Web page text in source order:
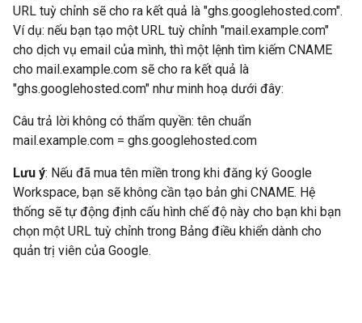
URL tuỳ chỉnh sẽ cho ra kết quả là "ghs.googlehosted.com".
Ví dụ: nếu bạn tạo một URL tuỳ chỉnh "mail.example.com"
cho dịch vụ email của mình, thì một lệnh tìm kiếm CNAME
cho mail.example.com sẽ cho ra kết quả là
"ghs.googlehosted.com" như minh hoạ dưới đây:
Câu trả lời không có thẩm quyền: tên chuẩn
mail.example.com = ghs.googlehosted.com
Lưu ý: Nếu đã mua tên miền trong khi đăng ký Google
Workspace, bạn sẽ không cần tạo bản ghi CNAME. Hệ
thống sẽ tự động định cấu hình chế độ này cho bạn khi bạn
chọn một URL tuỳ chỉnh trong Bảng điều khiển dành cho
quản trị viên của Google.